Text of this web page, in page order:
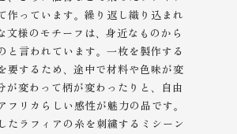
作っています。繰り返し織り込まれ
文様のモチーフは、身近なものから
と言われています。一枚を製作する
要するため、途中で材料や色味が変
が変わって柄が変わったりと、自由
フリカらしい感性が魅力の品です。
たラフィアの糸を刺繍するミシーン